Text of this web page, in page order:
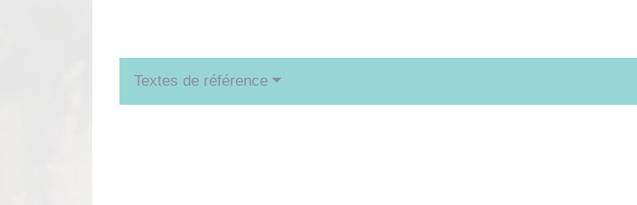
Textes de référence